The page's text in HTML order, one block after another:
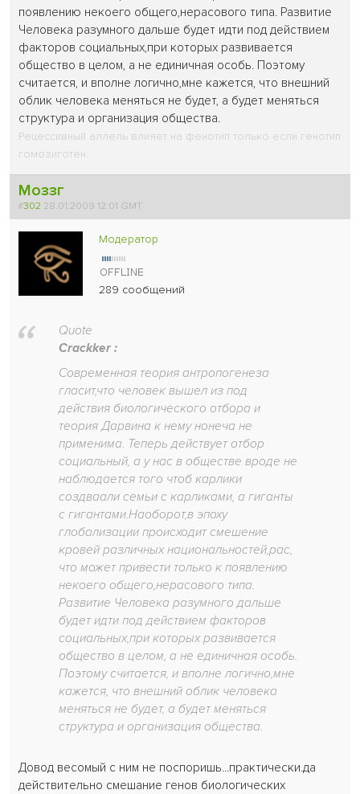
появлению некоего общего,нерасового типа. Развитие
Человека разумного дальше будет идти под действием
факторов социальных,при которых развивается
общество в целом, а не единичная особь. Поэтому
считается, и вполне логично,мне кажется, что внешний
облик человека меняться не будет, а будет меняться
структура и организация общества.
Рецессивный аллель влияет на фенотип только если генотип
гомозиготен.
Моззг
#302 28.01.2009 12:01 GMT
Модератор
289 сообщений
Quote
Crackker :
Современная теория антропогенеза
гласит,что человек вышел из под
действия биологического отбора и
теория Дарвина к нему нонеча не
применима. Теперь действует отбор
социальный, а у нас в обществе вроде не
наблюдается того чтоб карлики
создваали семьи с карликами, а гиганты
с гигантами.Наоборот,в эпоху
глобализации происходит смешение
кровей различных национальностей,рас,
что может привести только к появлению
некоего общего,нерасового типа.
Развитие Человека разумного дальше
будет идти под действием факторов
социальных,при которых развивается
общество в целом, а не единичная особь.
Поэтому считается, и вполне логично,мне
кажется, что внешний облик человека
меняться не будет, а будет меняться
структура и организация общества.
Довод весомый с ним не поспоришь...практически.да
действительно смешание генов биологических